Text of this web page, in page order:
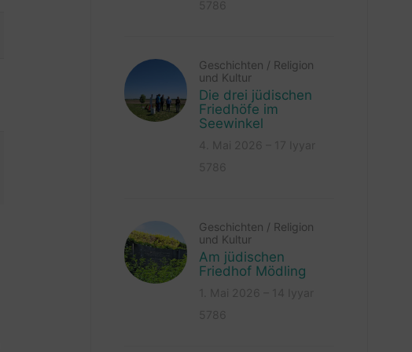
Geschichten / Religion
und Kultur
Die drei jüdischen
Friedhöfe im
Seewinkel
Geschichten / Religion
und Kultur
Am jüdischen
Friedhof Mödling